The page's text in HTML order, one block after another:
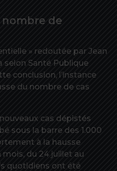
nombre de
» redoutée par Jean
selon Santé Publique
conclusion, l’instance
du nombre de cas
cas dépistés
sous la barre des 1.000
à la hausse
mois, du 24 juillet au
quotidiens ont été